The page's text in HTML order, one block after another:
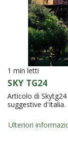
1 min letti
SKY TG24
Articolo di
suggestive d'Italia.
Ulteriori